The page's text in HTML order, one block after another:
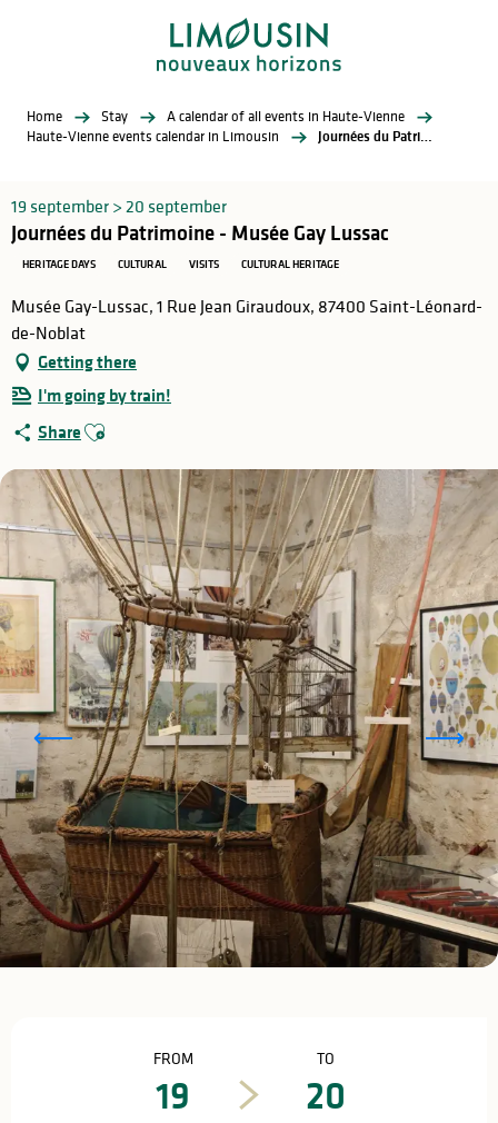
Home Stay
A calendar of all events in Haute-Vienne
Haute-Vienne events calendar in Limousin
Journées du Patrimoine - Musée Gay Lussac
19 september > 20 september
Journées du Patrimoine - Musée Gay Lussac
HERITAGE DAYS CULTURAL VISITS CULTURAL HERITAGE
Musée Gay-Lussac, 1 Rue Jean Giraudoux, 87400 Saint-Léonard-
de-Noblat
Getting there
I'm going by train!
Share Ajouter aux favoris
FROM
19
TO
20